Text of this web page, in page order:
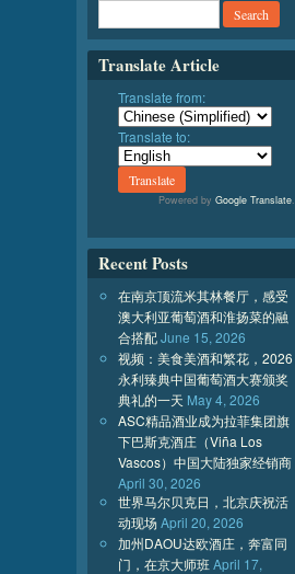
Translate Article
Translate from:
Translate to:
Powered by Google Translate.
Recent Posts
在南京顶流米其林餐厅，感受
澳大利亚葡萄酒和淮扬菜的融
合搭配June 15, 2026
视频：美食美酒和繁花，2026
永利臻典中国葡萄酒大赛颁奖
典礼的一天 May 4, 2026
ASC精品酒业成为拉菲集团旗
下巴斯克酒庄（Viña Los
Vascos）中国大陆独家经销商
April 30, 2026
世界马尔贝克日，北京庆祝活
动现场April 20, 2026
加州DAOU达欧酒庄，奔富同
门，在京大师班 April 17,